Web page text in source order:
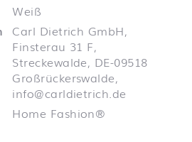
Weiß
Carl Dietrich GmbH,
Finsterau 31 F,
Streckewalde, DE-09518
Großrückerswalde,
info@carldietrich.de
Home Fashion®